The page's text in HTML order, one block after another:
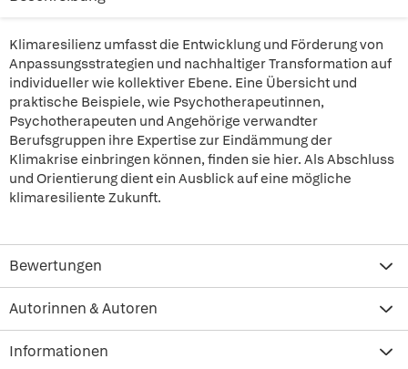
Klimaresilienz umfasst die Entwicklung und Förderung von
Anpassungsstrategien und nachhaltiger Transformation auf
individueller wie kollektiver Ebene. Eine Übersicht und
praktische Beispiele, wie Psychotherapeutinnen,
Psychotherapeuten und Angehörige verwandter
Berufsgruppen ihre Expertise zur Eindämmung der
Klimakrise einbringen können, finden sie hier. Als Abschluss
und Orientierung dient ein Ausblick auf eine mögliche
klimaresiliente Zukunft.
Bewertungen
Autorinnen & Autoren
Informationen